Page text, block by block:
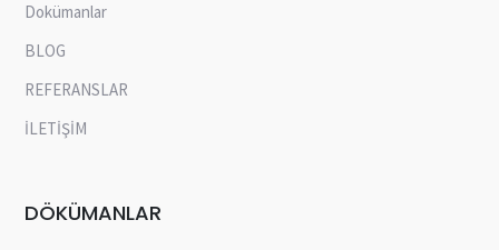
Dokümanlar
BLOG
REFERANSLAR
İLETİŞİM
DÖKÜMANLAR